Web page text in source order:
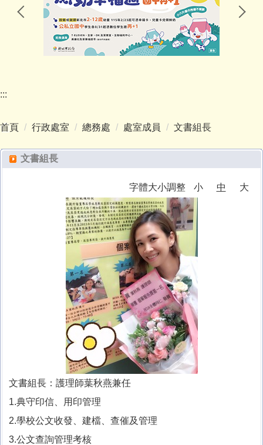
新北市課程計畫資源網
114學年度第2學期課程計畫備查通過備查
教師班級網頁
課程計畫專區
校外人士協助教學或活動專區
台灣母語日專區
環境教育專區
防災教育專區
校園開放
:::
首頁 行政處室 總務處 處室成員 文書組長
文書組長
字體大小調整 小 中 大
文書組長：護理師葉秋燕兼任
1.典守印信、用印管理
2.學校公文收發、建檔、查催及管理
3.公文查詢管理考核